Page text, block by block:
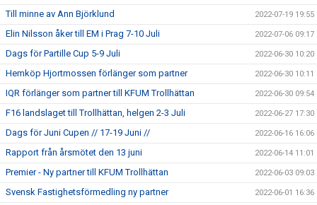
Till minne av Ann Björklund 2022-07-19 19:55
Elin Nilsson åker till EM i Prag 7-10 Juli 2022-07-06 09:17
Dags för Partille Cup 5-9 Juli 2022-06-30 10:20
Hemköp Hjortmossen förlänger som partner 2022-06-30 10:11
IQR förlänger som partner till KFUM Trollhättan 2022-06-30 09:54
F16 landslaget till Trollhättan, helgen 2-3 Juli 2022-06-27 17:30
Dags för Juni Cupen // 17-19 Juni // 2022-06-16 16:06
Rapport från årsmötet den 13 juni 2022-06-14 11:01
Premier - Ny partner till KFUM Trollhättan 2022-06-03 09:03
Svensk Fastighetsförmedling ny partner 2022-06-01 16:36